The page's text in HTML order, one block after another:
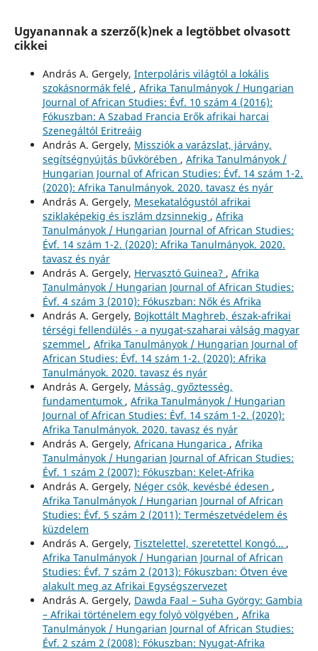
Ugyanannak a szerző(k)nek a legtöbbet olvasott
cikkei
András A. Gergely, Interpoláris világtól a lokális
szokásnormák felé , Afrika Tanulmányok / Hungarian
Journal of African Studies: Évf. 10 szám 4 (2016):
Fókuszban: A Szabad Francia Erők afrikai harcai
Szenegáltól Eritreáig
András A. Gergely, Missziók a varázslat, járvány,
segítségnyújtás bűvkörében , Afrika Tanulmányok /
Hungarian Journal of African Studies: Évf. 14 szám 1-2.
(2020): Afrika Tanulmányok. 2020. tavasz és nyár
András A. Gergely, Mesekatalógustól afrikai
sziklaképekig és iszlám dzsinnekig , Afrika
Tanulmányok / Hungarian Journal of African Studies:
Évf. 14 szám 1-2. (2020): Afrika Tanulmányok. 2020.
tavasz és nyár
András A. Gergely, Hervasztó Guinea? , Afrika
Tanulmányok / Hungarian Journal of African Studies:
Évf. 4 szám 3 (2010): Fókuszban: Nők és Afrika
András A. Gergely, Bojkottált Maghreb, észak-afrikai
térségi fellendülés - a nyugat-szaharai válság magyar
szemmel , Afrika Tanulmányok / Hungarian Journal of
African Studies: Évf. 14 szám 1-2. (2020): Afrika
Tanulmányok. 2020. tavasz és nyár
András A. Gergely, Másság, győztesség,
fundamentumok , Afrika Tanulmányok / Hungarian
Journal of African Studies: Évf. 14 szám 1-2. (2020):
Afrika Tanulmányok. 2020. tavasz és nyár
András A. Gergely, Africana Hungarica , Afrika
Tanulmányok / Hungarian Journal of African Studies:
Évf. 1 szám 2 (2007): Fókuszban: Kelet-Afrika
András A. Gergely, Néger csók, kevésbé édesen ,
Afrika Tanulmányok / Hungarian Journal of African
Studies: Évf. 5 szám 2 (2011): Természetvédelem és
küzdelem
András A. Gergely, Tisztelettel, szeretettel Kongó… ,
Afrika Tanulmányok / Hungarian Journal of African
Studies: Évf. 7 szám 2 (2013): Fókuszban: Ötven éve
alakult meg az Afrikai Egységszervezet
András A. Gergely, Dawda Faal – Suha György: Gambia
– Afrikai történelem egy folyó völgyében , Afrika
Tanulmányok / Hungarian Journal of African Studies:
Évf. 2 szám 2 (2008): Fókuszban: Nyugat-Afrika